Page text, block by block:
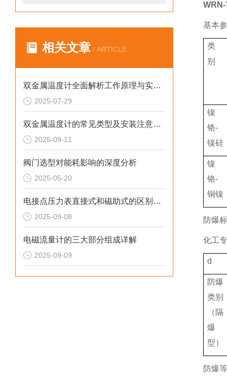
相关文章 / ARTICLE
双金属温度计全面解析工作原理与实际应用
2025-07-29
双金属温度计的常见类型及安装注意事项
2025-09-11
阀门选型对能耗影响的深度分析
2025-05-20
电接点压力表直接式和磁助式的区别及压力表FS含义解析
2025-09-08
电磁流量计的三大部分组成详解
2025-09-09
基本
类
别
镍
铬-
镍硅
镍
铬-
铜镍
防爆
化工
d
防爆
类别
（隔
爆
型）
防爆